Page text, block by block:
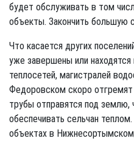
будет обслуживать в том
объекты. Закончить большую
Что касается других
уже завершены или
теплосетей, магистралей
Федоровском скоро отгремят
трубы отправятся под
обеспечивать сельчан
объектах в